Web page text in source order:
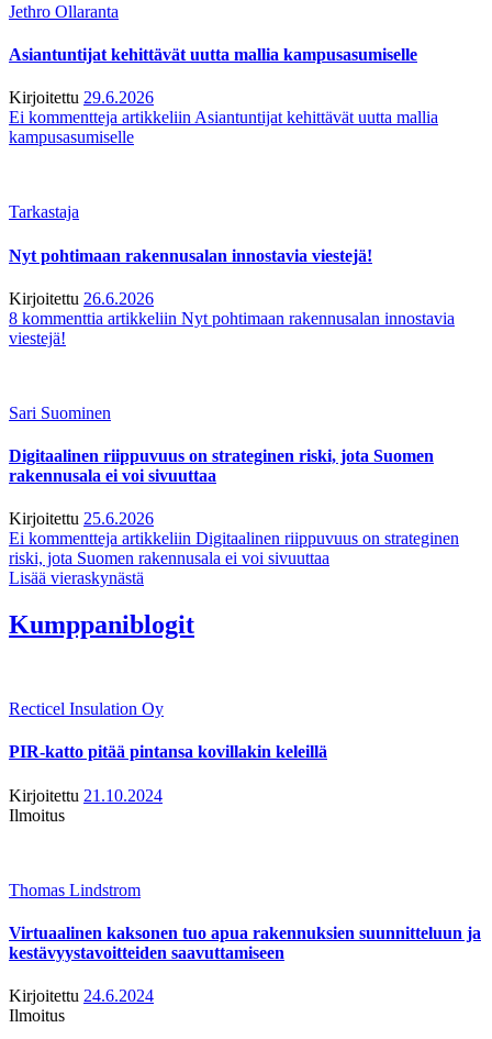
Jethro Ollaranta
Asiantuntijat kehittävät uutta mallia kampusasumiselle
Kirjoitettu 29.6.2026
Ei kommentteja artikkeliin Asiantuntijat kehittävät uutta mallia
kampusasumiselle
Tarkastaja
Nyt pohtimaan rakennusalan innostavia viestejä!
Kirjoitettu 26.6.2026
8 kommenttia artikkeliin Nyt pohtimaan rakennusalan innostavia
viestejä!
Sari Suominen
Digitaalinen riippuvuus on strateginen riski, jota Suomen
rakennusala ei voi sivuuttaa
Kirjoitettu 25.6.2026
Ei kommentteja artikkeliin Digitaalinen riippuvuus on strateginen
riski, jota Suomen rakennusala ei voi sivuuttaa
Lisää vieraskynästä
Kumppaniblogit
Recticel Insulation Oy
PIR-katto pitää pintansa kovillakin keleillä
Kirjoitettu 21.10.2024
Ilmoitus
Thomas Lindstrom
Virtuaalinen kaksonen tuo apua rakennuksien suunnitteluun ja
kestävyystavoitteiden saavuttamiseen
Kirjoitettu 24.6.2024
Ilmoitus